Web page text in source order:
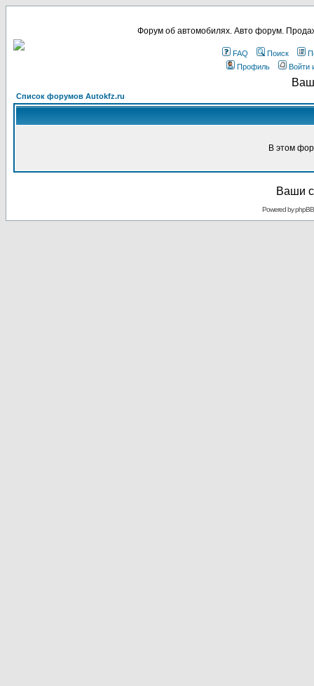
Форум об автомобилях. Авто форум.
FAQ Поиск
Профиль
Войти
Список форумов Autokfz.ru
В этом
Ваши
Powered byphpBB